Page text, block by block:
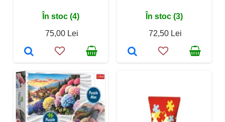
În stoc (4)
75,00 Lei
În stoc (3)
72,50 Lei